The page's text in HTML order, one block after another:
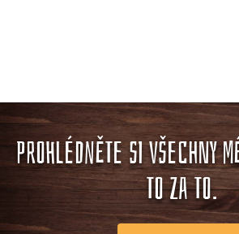
PROHLÉDNĚTE SI VŠECHNY
TO ZA TO.